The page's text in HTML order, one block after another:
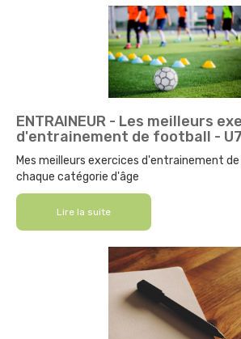
ENTRAINEUR - Les meilleurs
d'entrainement de football - U7
Mes meilleurs exercices d'entrainement
chaque catégorie d'âge
Lire la suite